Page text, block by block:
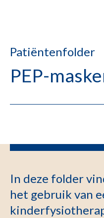
Patiëntenfolder
PEP-
In deze folder
het gebruik van